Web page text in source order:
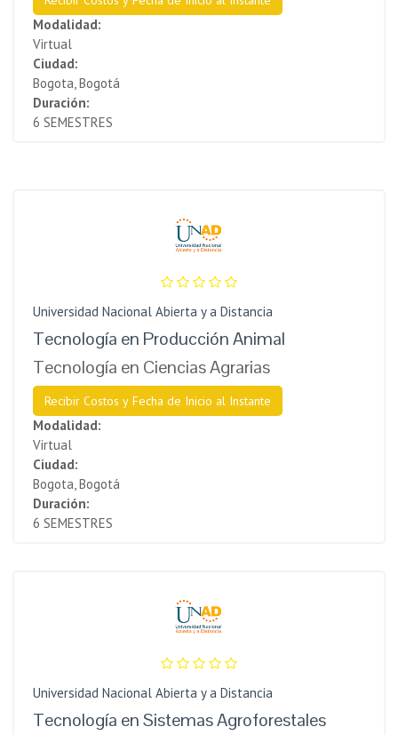
Modalidad:
Virtual
Ciudad:
Bogota, Bogotá
Duración:
6 SEMESTRES
Universidad Nacional Abierta y a Distancia
Tecnología en Producción Animal
Tecnología en Ciencias Agrarias
Recibir Costos y Fecha de Inicio al Instante
Modalidad:
Virtual
Ciudad:
Bogota, Bogotá
Duración:
6 SEMESTRES
Universidad Nacional Abierta y a Distancia
Tecnología en Sistemas Agroforestales